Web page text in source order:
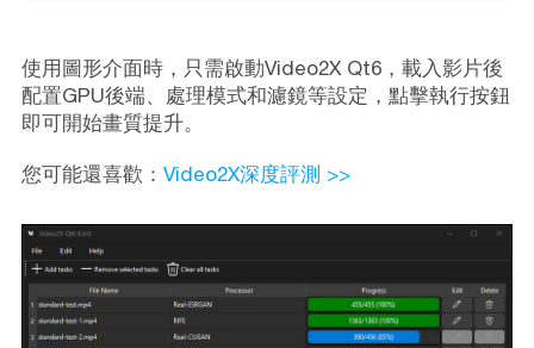
使用圖形介面時，只需啟動Video2X Qt6，載入影片後
配置GPU後端、處理模式和濾鏡等設定，點擊執行按鈕
即可開始畫質提升。
您可能還喜歡： Video2X深度評測 >>